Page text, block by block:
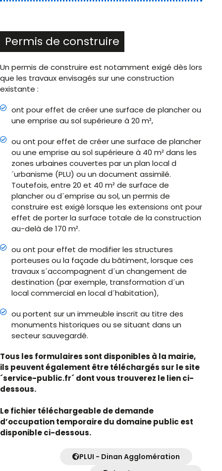
Permis de construire
Un permis de construire est notamment exigé dès lors
que les travaux envisagés sur une construction
existante :
ont pour effet de créer une surface de plancher ou
une emprise au sol supérieure à 20 m²,
ou ont pour effet de créer une surface de plancher
ou une emprise au sol supérieure à 40 m² dans les
zones urbaines couvertes par un plan local d
´urbanisme (PLU) ou un document assimilé.
Toutefois, entre 20 et 40 m² de surface de
plancher ou d´emprise au sol, un permis de
construire est exigé lorsque les extensions ont pour
effet de porter la surface totale de la construction
au-delà de 170 m².
ou ont pour effet de modifier les structures
porteuses ou la façade du bâtiment, lorsque ces
travaux s´accompagnent d´un changement de
destination (par exemple, transformation d´un
local commercial en local d´habitation),
ou portent sur un immeuble inscrit au titre des
monuments historiques ou se situant dans un
secteur sauvegardé.
Tous les formulaires sont disponibles à la mairie,
ils peuvent également être téléchargés sur le site
´service-public.fr´ dont vous trouverez le lien ci-
dessous.
Le fichier téléchargeable de demande
d’occupation temporaire du domaine public est
disponible ci-dessous.
PLUI - Dinan Agglomération